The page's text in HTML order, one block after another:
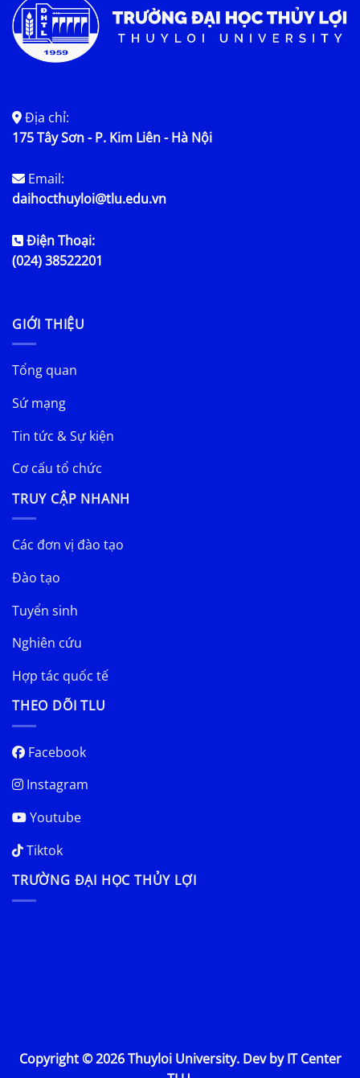
Địa chỉ:
175 Tây Sơn - P. Kim Liên - Hà Nội
Email:
daihocthuyloi@tlu.edu.vn
Điện Thoại:
(024) 38522201
GIỚI THIỆU
Tổng quan
Sứ mạng
Tin tức & Sự kiện
Cơ cấu tổ chức
TRUY CẬP NHANH
Các đơn vị đào tạo
Đào tạo
Tuyển sinh
Nghiên cứu
Hợp tác quốc tế
THEO DÕI TLU
Facebook
Instagram
Youtube
Tiktok
TRƯỜNG ĐẠI HỌC THỦY LỢI
Copyright © 2026 Thuyloi University. Dev by IT Center